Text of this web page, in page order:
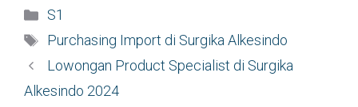
Kategori
S1
Tag
Purchasing Import di Surgika Alkesindo
Lowongan Product Specialist di Surgika
Alkesindo 2024